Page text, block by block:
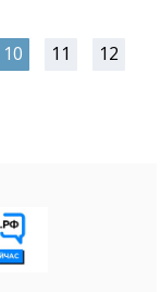
10 11
12